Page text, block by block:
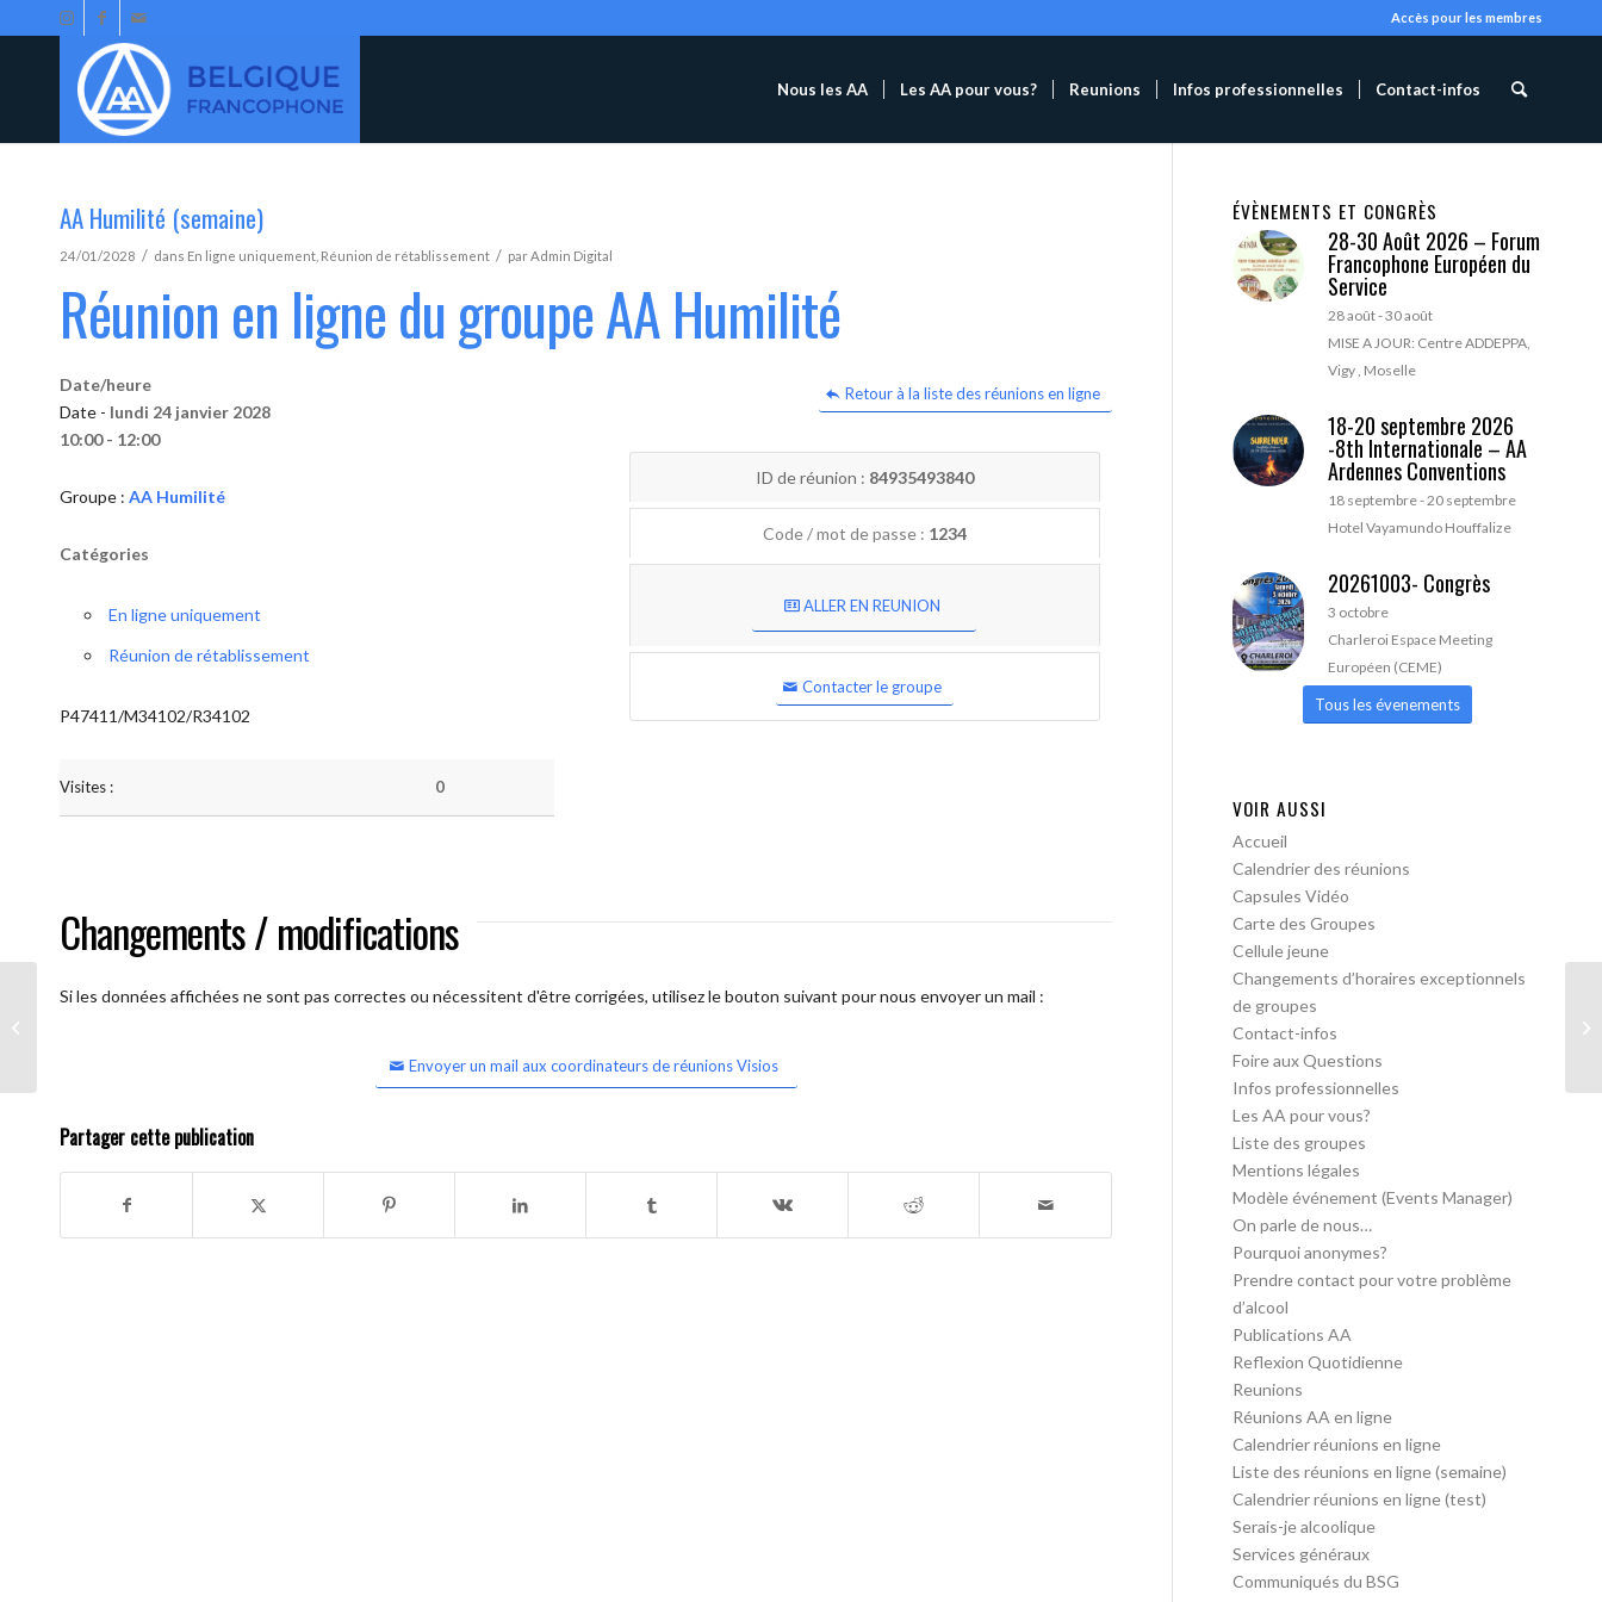
Accès pour les membres
Nous les AA Les AA pour vous? Reunions Infos professionnelles Contact-infos
AA Humilité (semaine)
24/01/2028 / dans En ligne uniquement Réunion de rétablissement / parAdmin Digital
Réunion en ligne du groupe AA Humilité
Retour à la liste des réunions en ligne
Date/heure
Date - lundi 24 janvier 2028
10:00 - 12:00
Groupe : AA Humilité
Catégories
En ligne uniquement
Réunion de rétablissement
P47411/M34102/R34102
Visites : 0
ID de réunion : 84935493840
Code / mot de passe : 1234
ALLER EN REUNION
Contacter le groupe
Changements / modifications
Si les données affichées ne sont pas correctes ou nécessitent d'être corrigées, utilisez le bouton suivant pour nous envoyer un mail :
Envoyer un mail aux coordinateurs de réunions Visios
Partager cette publication
ÉVÈNEMENTS ET CONGRÈS
28-30 Août 2026 – Forum
Francophone Européen du
Service
28 août-30 août
MISE A JOUR: Centre ADDEPPA,
Vigy , Moselle
18-20 septembre 2026
-8th Internationale – AA
Ardennes Conventions
18 septembre-20 septembre
Hotel Vayamundo Houffalize
20261003- Congrès
3 octobre
Charleroi Espace Meeting
Européen (CEME)
Tous les évenements
VOIR AUSSI
Accueil
Calendrier des réunions
Capsules Vidéo
Carte des Groupes
Cellule jeune
Changements d’horaires exceptionnels
de groupes
Contact-infos
Foire aux Questions
Infos professionnelles
Les AA pour vous?
Liste des groupes
Mentions légales
Modèle événement (Events Manager)
On parle de nous…
Pourquoi anonymes?
Prendre contact pour votre problème
d’alcool
Publications AA
Reflexion Quotidienne
Reunions
Réunions AA en ligne
Calendrier réunions en ligne
Liste des réunions en ligne (semaine)
Calendrier réunions en ligne (test)
Serais-je alcoolique
Services généraux
Communiqués du BSG